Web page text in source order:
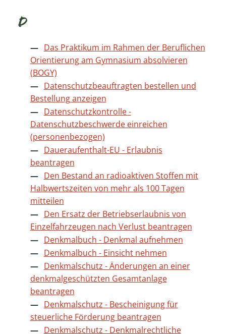
D
Das Praktikum im Rahmen der Beruflichen
Orientierung am Gymnasium absolvieren
(BOGY)
Datenschutzbeauftragten bestellen und
Bestellung anzeigen
Datenschutzkontrolle -
Datenschutzbeschwerde einreichen
(personenbezogen)
Daueraufenthalt-EU - Erlaubnis
beantragen
Den Bestand an radioaktiven Stoffen mit
Halbwertszeiten von mehr als 100 Tagen
mitteilen
Den Ersatz der Betriebserlaubnis von
Einzelfahrzeugen nach Verlust beantragen
Denkmalbuch - Denkmal aufnehmen
Denkmalbuch - Einsicht nehmen
Denkmalschutz - Änderungen an einer
denkmalgeschützten Gesamtanlage
beantragen
Denkmalschutz - Bescheinigung für
steuerliche Förderung beantragen
Denkmalschutz - Denkmalrechtliche